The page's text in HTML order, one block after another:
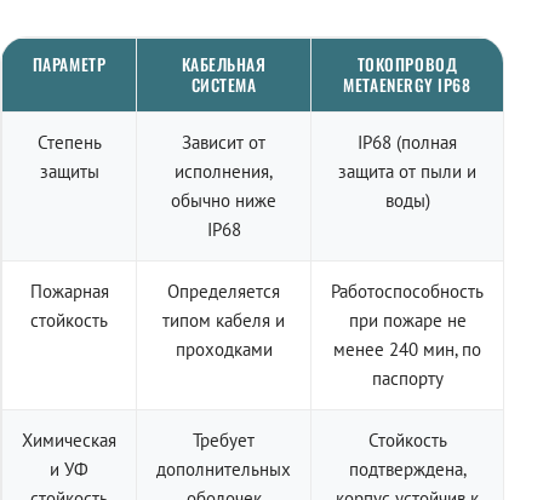
ПАРАМЕТР
КАБЕЛЬНАЯ
СИСТЕМА
ТОКОПРОВОД
METAENERGY IP68
Степень
защиты
Зависит от
исполнения,
обычно ниже
IP68
IP68 (полная
защита от пыли и
воды)
Пожарная
стойкость
Определяется
типом кабеля и
проходками
Работоспособность
при пожаре не
менее 240 мин, по
паспорту
Химическая
и УФ
Требует
дополнительных
Стойкость
подтверждена,